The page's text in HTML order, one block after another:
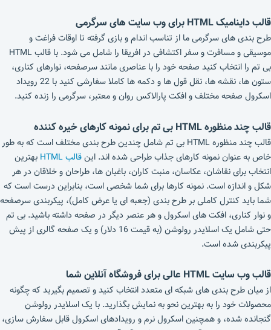
قالب داینامیک HTML برای وب سایت های سرگرمی
طرح بندی های سرگرمی ما از تناسب اندام و بازی گرفته تا اوقات فراغت و
موسیقی و مسافرت و سفر اکتشافی در افریقا را شامل می شود. با قالب HTML
بی تم را انتخاب کنید صفحه خود را با عناصری مانند سرصفحه، نوارهای کناری،
ستون‌ ها، نقشه‌ ها، نقل قول‌ ها و دکمه‌ ها کاملا سفارشی کنید با 22 رویداد
اسکرول صفحه مختلف و افکت پارالاکس روان و معتبر، سرگرمی را زنده کنید.
قالب چند منظوره HTML بی تم برای نمونه کارهای خیره کننده
قالب چند منظوره HTML بی تم شامل چندین طرح بندی مختلف است که به طور
خاص به عنوان نمونه کارهای جذاب طراحی شده اند. اینقالب‌ HTML
بهترین
انتخاب برای نقاشان، عکاسان، منبت‌ کاران، باغبان‌ ها، طراحان و خلاقان در هر
شکل و اندازه است. نمونه کارها برای شما شخصی است، بنابراین درست است که
شما باید کنترل کاملی بر طرح‌ بندی (جعبه ای یا عرض کامل)، پیکربندی سرصفحه
و نوار کناری، افکت های اسکرول و هر عنصر دیگر در صفحه داشته باشید. بی تم
حتی شامل یک اسلایدر رولوشن (به قیمت 16 دلار) و یک صفحه گالری از پیش
پیکربندی شده است.
قالب وب سایت HTML عالی برای فروشگاه آنلاین شما
از میان طرح‌ بندی‌ های شبکه‌ ای متعدد انتخاب کنید و تصمیم بگیرید که چگونه
محصولات خود را به بهترین نحو به نمایش بگذارید. با یک اسلایدر رولوشن
گنجانده شده، و همچنین اسکرول نرم و رویدادهای اسکرول قابل سفارش سازی،